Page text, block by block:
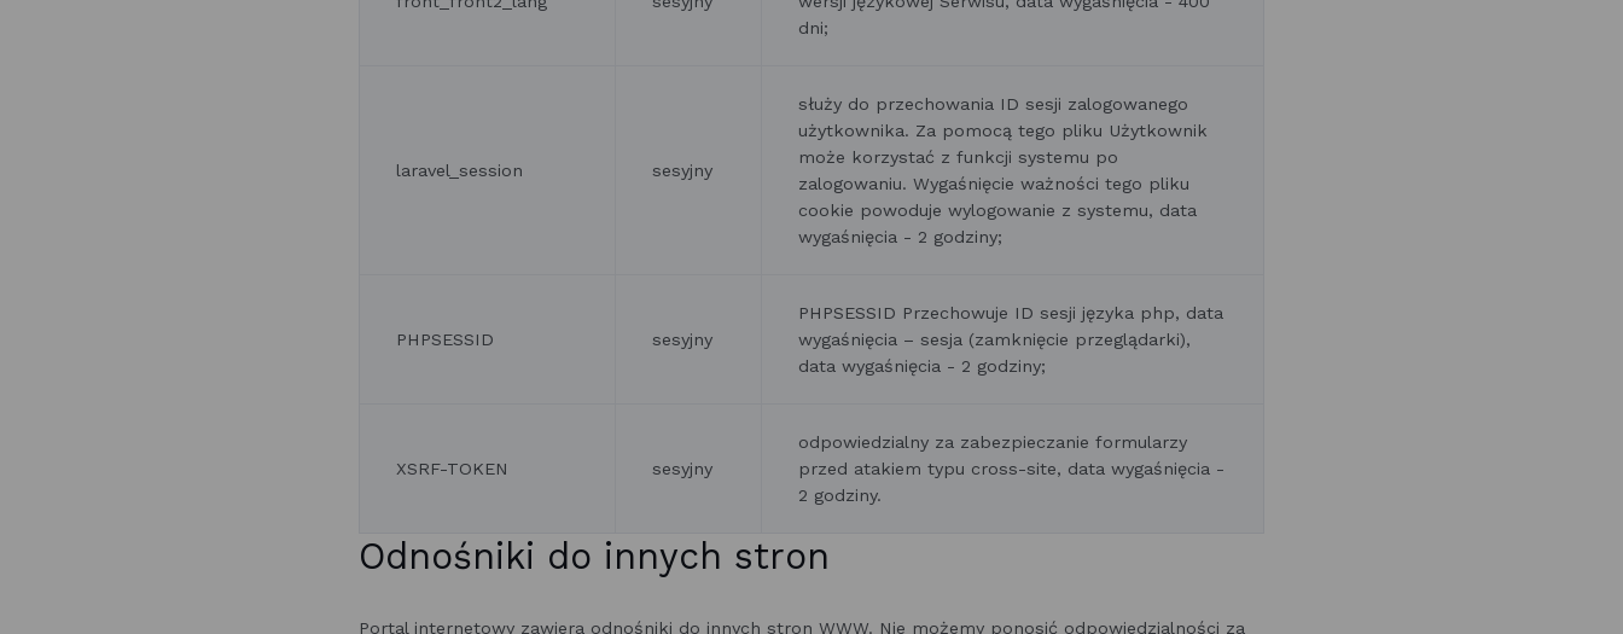
dni;
laravel_session sesyjny
służy do przechowania ID sesji zalogowanego
użytkownika. Za pomocą tego pliku Użytkownik
może korzystać z funkcji systemu po
zalogowaniu. Wygaśnięcie ważności tego pliku
cookie powoduje wylogowanie z systemu, data
wygaśnięcia - 2 godziny;
PHPSESSID sesyjny
PHPSESSID Przechowuje ID sesji języka php, data
wygaśnięcia – sesja (zamknięcie przeglądarki),
data wygaśnięcia - 2 godziny;
XSRF-TOKEN sesyjny
odpowiedzialny za zabezpieczanie formularzy
przed atakiem typu cross-site, data wygaśnięcia -
2 godziny.
Odnośniki do innych stron
Portal internetowy zawiera odnośniki do innych stron WWW. Nie możemy ponosić odpowiedzialności za